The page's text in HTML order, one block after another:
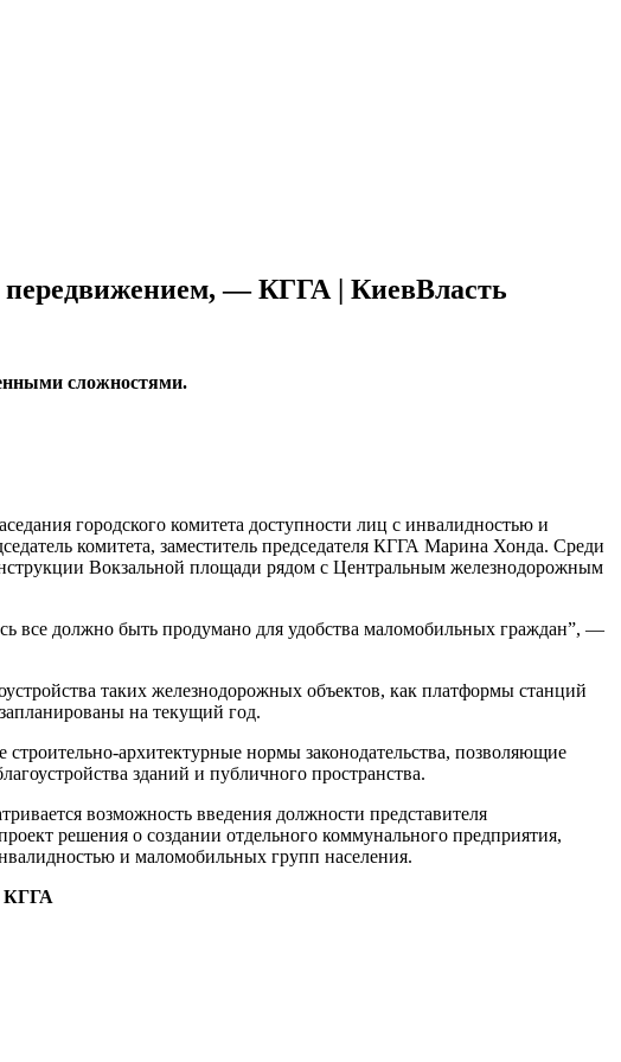
передвижением, — КГГА | КиевВласть
сложностями.
городского комитета доступности лиц с инвалидностью и
комитета, заместитель председателя КГГА Марина Хонда. Среди
Вокзальной площади рядом с Центральным железнодорожным
все должно быть продумано для удобства маломобильных граждан”, —
таких железнодорожных объектов, как платформы станций
на текущий год.
архитектурные нормы законодательства, позволяющие
зданий и публичного пространства.
возможность введения должности представителя
решения о создании отдельного коммунального предприятия,
и маломобильных групп населения.
КГГА